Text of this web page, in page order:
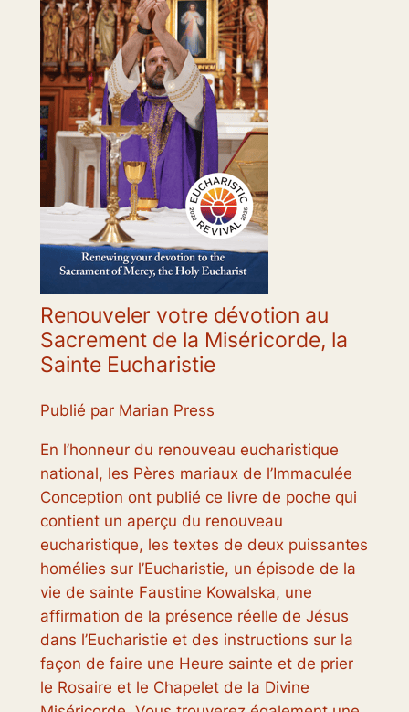
Renouveler votre dévotion au
Sacrement de la Miséricorde, la
Sainte Eucharistie
Publié par Marian Press
En l’honneur du renouveau eucharistique
national, les Pères mariaux de l’Immaculée
Conception ont publié ce livre de poche qui
contient un aperçu du renouveau
eucharistique, les textes de deux puissantes
homélies sur l’Eucharistie, un épisode de la
vie de sainte Faustine Kowalska, une
affirmation de la présence réelle de Jésus
dans l’Eucharistie et des instructions sur la
façon de faire une Heure sainte et de prier
le Rosaire et le Chapelet de la Divine